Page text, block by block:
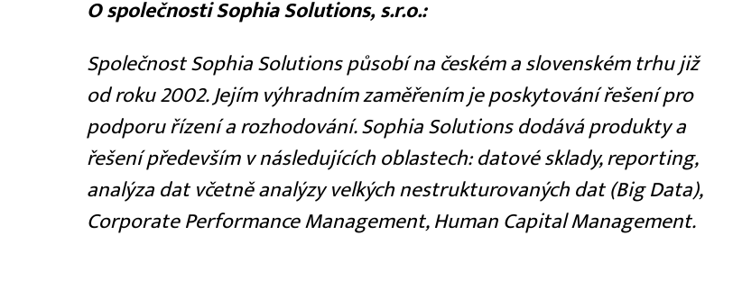
O společnosti Sophia Solutions, s.r.o.:
Společnost Sophia Solutions působí na českém a slovenském trhu již
od roku 2002. Jejím výhradním zaměřením je poskytování řešení pro
podporu řízení a rozhodování. Sophia Solutions dodává produkty a
řešení především v následujících oblastech: datové sklady, reporting,
analýza dat včetně analýzy velkých nestrukturovaných dat (Big Data),
Corporate Performance Management, Human Capital Management.